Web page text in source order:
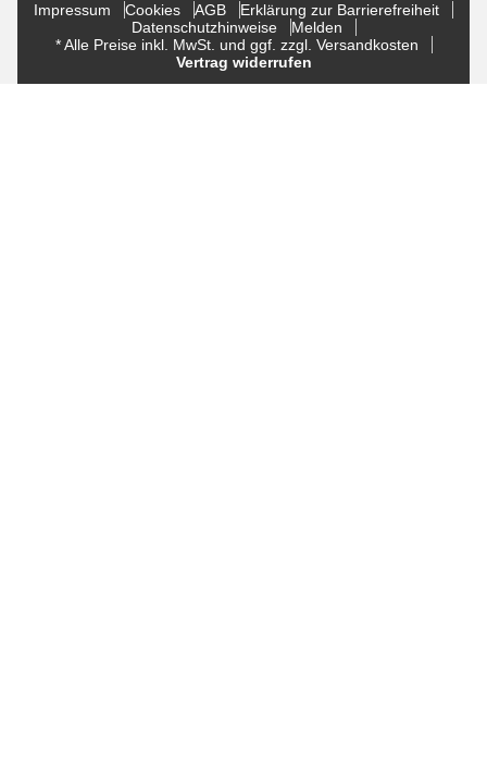
Impressum Cookies AGB
Erklärung zur Barrierefreiheit
Datenschutzhinweise
Melden
* Alle Preise inkl. MwSt. und ggf. zzgl. Versandkosten
Vertrag widerrufen